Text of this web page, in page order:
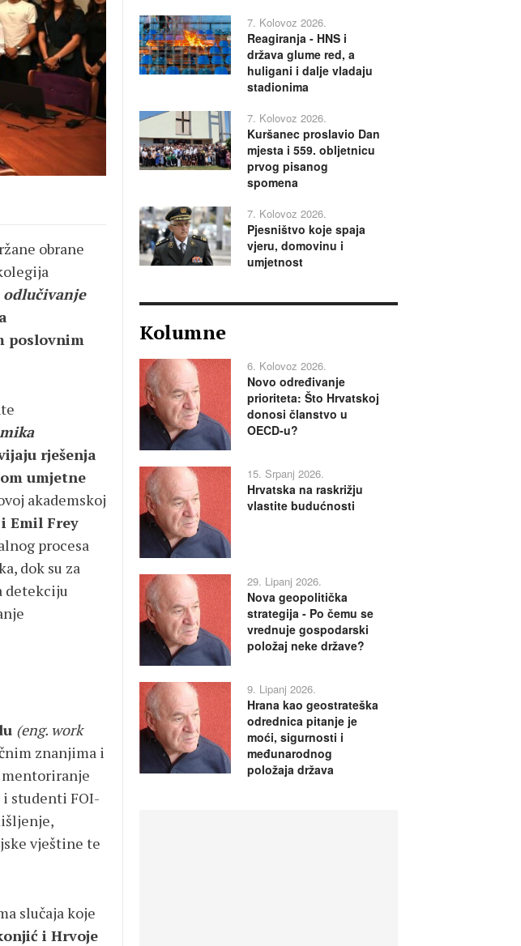
obrane
odlučivanje
poslovnim
rješenja
umjetne
akademskoj
Emil Frey
procesa
dok su za
detekciju
(eng. work
znanjima i
mentoriranje
i studenti FOI-
vještine te
slučaja koje
i Hrvoje
7. Kolovoz 2026.
Reagiranja - HNS i
država glume red, a
huligani i dalje vladaju
stadionima
7. Kolovoz 2026.
Kuršanec proslavio Dan
mjesta i 559. obljetnicu
prvog pisanog
spomena
7. Kolovoz 2026.
Pjesništvo koje spaja
vjeru, domovinu i
umjetnost
Kolumne
6. Kolovoz 2026.
Novo određivanje
prioriteta: Što Hrvatskoj
donosi članstvo u
OECD-u?
15. Srpanj 2026.
Hrvatska na raskrižju
vlastite budućnosti
29. Lipanj 2026.
Nova geopolitička
strategija - Po čemu se
vrednuje gospodarski
položaj neke države?
9. Lipanj 2026.
Hrana kao geostrateška
odrednica pitanje je
moći, sigurnosti i
međunarodnog
položaja država